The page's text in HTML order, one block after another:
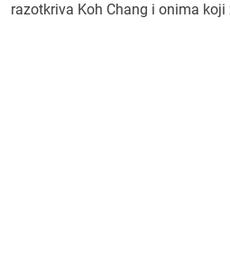
razotkriva Koh Chang i onima